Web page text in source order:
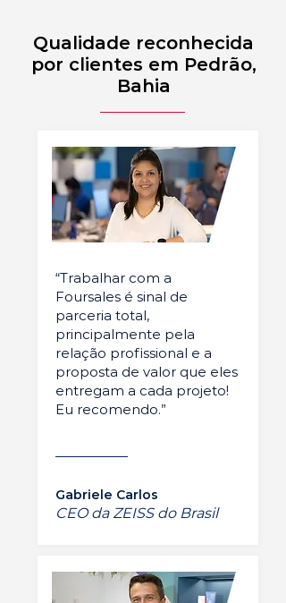
Qualidade reconhecida
por clientes em Pedrão,
Bahia
“Trabalhar com a
Foursales é sinal de
parceria total,
principalmente pela
relação profissional e a
proposta de valor que eles
entregam a cada projeto!
Eu recomendo.”
Gabriele Carlos
CEO da ZEISS do Brasil